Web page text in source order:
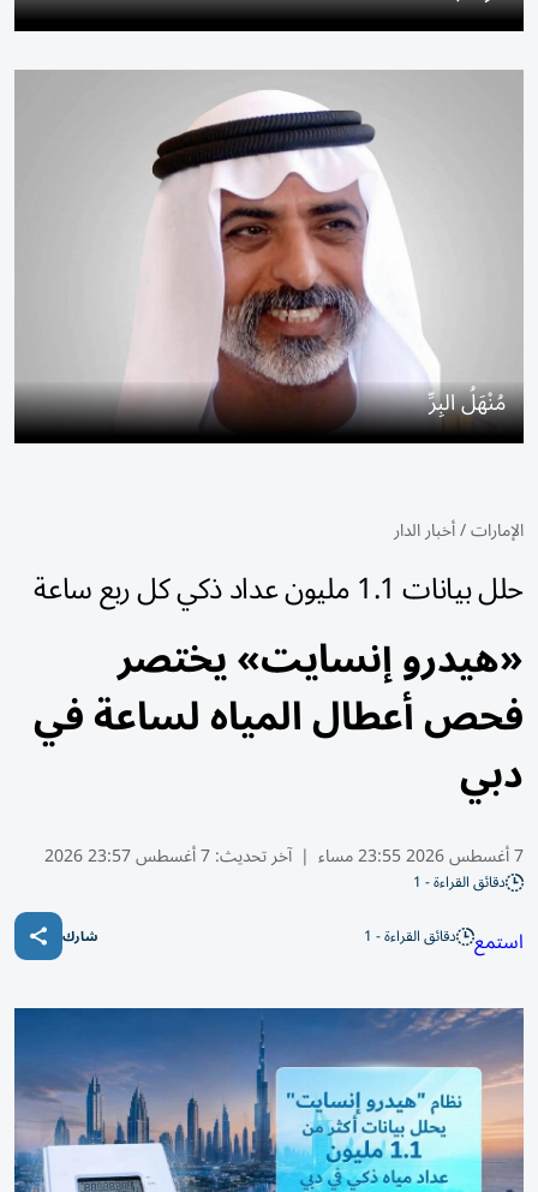
مُنْهَلُ البِرِّ
الإمارات/أخبار الدار
حلل بيانات 1.1 مليون عداد ذكي كل ربع ساعة
«هيدرو إنسايت» يختصر
فحص أعطال المياه لساعة في
دبي
7 أغسطس 2026 23:55 مساء | آخر تحديث:7 أغسطس 23:57 2026
دقائق القراءة - 1
استمع دقائق القراءة - 1 شارك